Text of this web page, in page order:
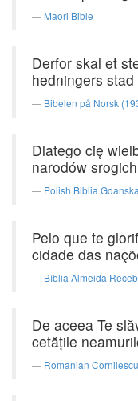
Maori Bible
Derfor skal et
hedningers
Bibelen på Norsk
Dlatego cię
narodów
Polish Biblia
Pelo que te
cidade das
Bíblia Almeida
De aceea Te
cetăţile
Romanian